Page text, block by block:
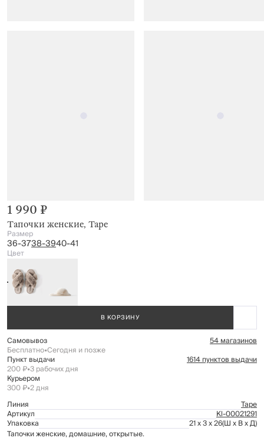
Тапочки женские, Tape
1 990 ₽
Размер
36-3738-3940-41
Цвет
В КОРЗИНУ
Самовывоз 54 магазинов
Бесплатно•Сегодня и позже
Пункт выдачи 1614 пунктов выдачи
200 ₽•3 рабочих дня
Курьером
300 ₽•2 дня
Линия
Tape
Артикул Kl-00021291
Упаковка 21 x 3 x 26(Ш x В x Д)
Тапочки женские, домашние, открытые.